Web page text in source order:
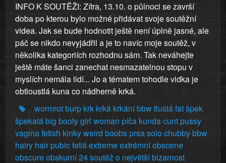
INFO K SOUTĚŽI: Zítra, 13.10. o půlnoci se završí
doba po kterou bylo možné přidávat svoje soutěžní
videa. Jak se bude hodnotit ještě není úplně jasné, ale
páč se nikdo nevyjádřil a je to navíc moje soutěž, v
několika kategoriích rozhodnu sám. Tak neváhejte
ještě máte šanci zanechat nesmazatelnou stopu v
myslích nemála lidí... Jo a tématem tohodle vidka je
obtloustlá kuna co nádherně krká.
wormrotburp krk krká krkáníbbwtlustáfatšpek
špekatábig bootygirl woman píča kundacuntpussy
vaginafetish kinkyweird boobsprsasolochubbybbw
hairy hairpubicfetišextremeextrémníobscene
obscureobskurní24soutěžo největšíbizarnost